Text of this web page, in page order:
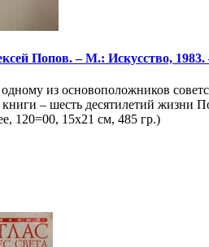
Попов. – М.: Искусство, 1983.
из основоположников
– шесть десятилетий жизни
120=00, 15х21 см, 485 гр.)